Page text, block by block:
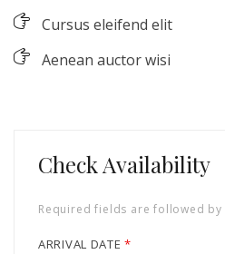
Cursus eleifend elit
Aenean auctor wisi
Check Availability
Required fields are followed by
ARRIVAL DATE*